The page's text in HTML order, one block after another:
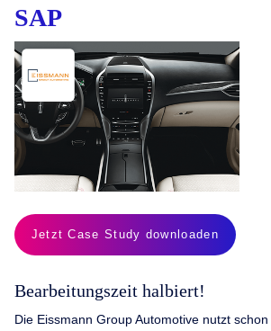
SAP
Jetzt Case Study downloaden
Bearbeitungszeit halbiert!
Die Eissmann Group Automotive nutzt